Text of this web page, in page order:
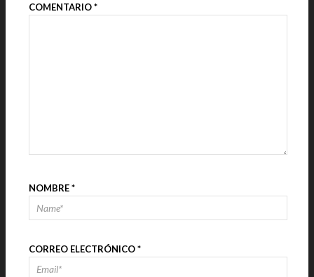
COMENTARIO*
NOMBRE*
CORREO ELECTRÓNICO*